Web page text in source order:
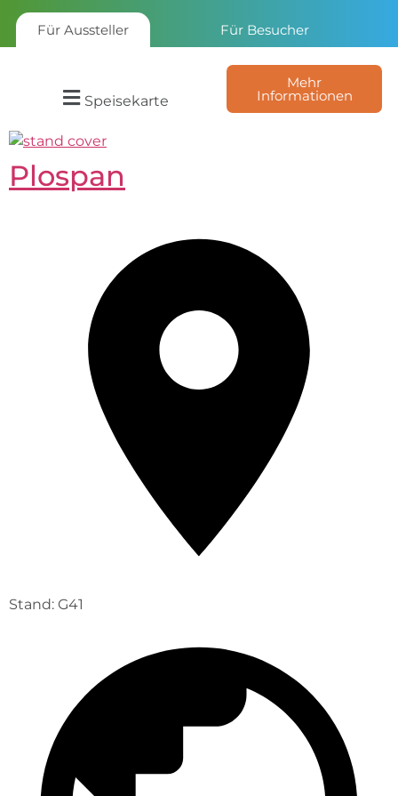
Für Aussteller Für Besucher
Speisekarte
Mehr
Informationen
Plospan
Stand: G41